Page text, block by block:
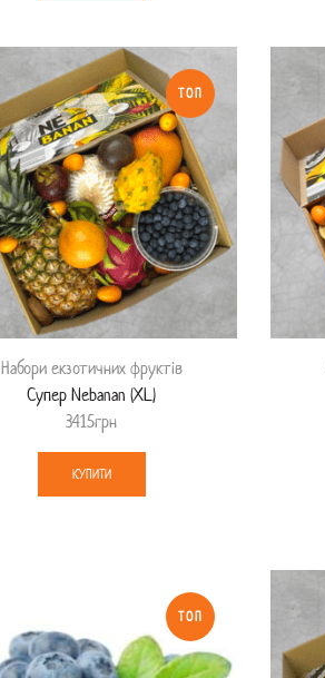
ТОП
Набори екзотичних фруктів
Супер Nebanan (XL)
3415грн
КУПИТИ
ТОП